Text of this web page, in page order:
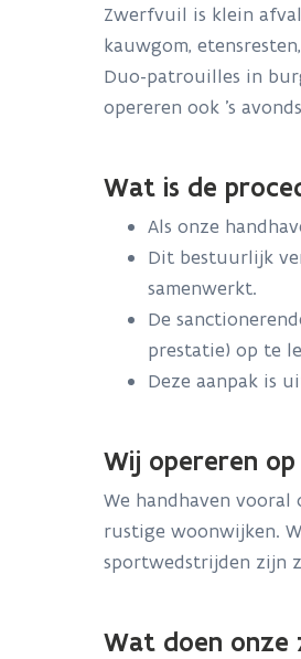
Zwerfvuil is klein
kauwgom,
Duo-patrouilles in
opereren ook ’s
Wat is de
Als onze
Dit bestuurlijk
samenwerkt.
De
prestatie) op te
Deze aanpak is
Wij opereren
We handhaven
rustige woonwijken.
sportwedstrijden zijn
Wat doen onze